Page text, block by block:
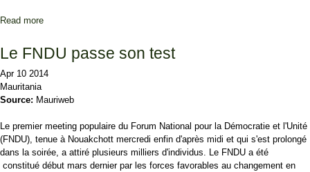
Read more
Le FNDU passe son test
Apr 10 2014
Mauritania
Source: Mauriweb
Le premier meeting populaire du Forum National pour la Démocratie et l'Unité
(FNDU), tenue à Nouakchott mercredi enfin d'après midi et qui s'est prolongé
dans la soirée, a attiré plusieurs milliers d'individus. Le FNDU a été
constitué début mars dernier par les forces favorables au changement en